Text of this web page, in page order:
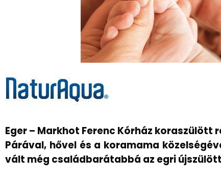
Eger – Markhot Ferenc Kórház koraszülött
Párával, hővel és a koramama
vált még családbarátabbá az egri